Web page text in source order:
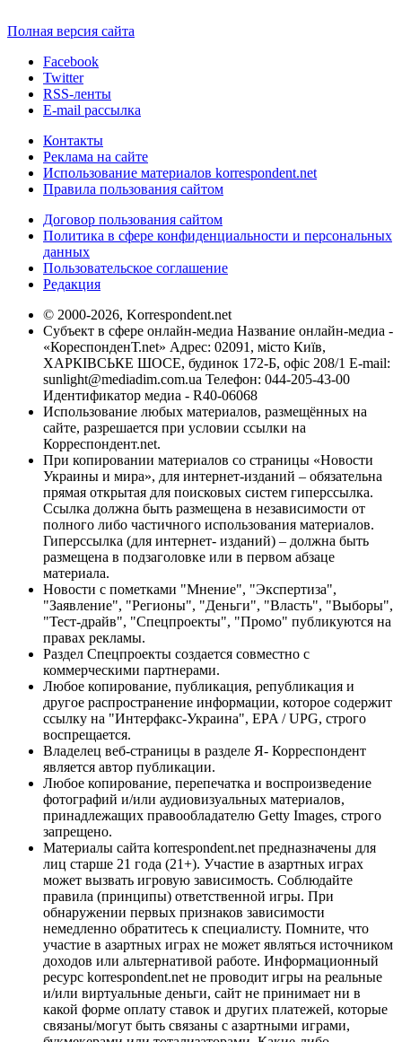
Полная версия сайта
Facebook
Twitter
RSS-ленты
E-mail рассылка
Контакты
Реклама на сайте
Использование материалов korrespondent.net
Правила пользования сайтом
Договор пользования сайтом
Политика в сфере конфиденциальности и персональных
данных
Пользовательское соглашение
Редакция
© 2000-2026, Korrespondent.net
Субъект в сфере онлайн-медиа Название онлайн-медиа -
«КореспонденТ.net» Адрес: 02091, місто Київ,
ХАРКІВСЬКЕ ШОСЕ, будинок 172-Б, офіс 208/1 E-mail:
sunlight@mediadim.com.ua Телефон: 044-205-43-00
Идентификатор медиа - R40-06068
Использование любых материалов, размещённых на
сайте, разрешается при условии ссылки на
Корреспондент.net.
При копировании материалов со страницы «Новости
Украины и мира», для интернет-изданий – обязательна
прямая открытая для поисковых систем гиперссылка.
Ссылка должна быть размещена в независимости от
полного либо частичного использования материалов.
Гиперссылка (для интернет- изданий) – должна быть
размещена в подзаголовке или в первом абзаце
материала.
Новости с пометками "Мнение", "Экспертиза",
"Заявление", "Регионы", "Деньги", "Власть", "Выборы",
"Тест-драйв", "Спецпроекты", "Промо" публикуются на
правах рекламы.
Раздел Спецпроекты создается совместно с
коммерческими партнерами.
Любое копирование, публикация, републикация и
другое распространение информации, которое содержит
ссылку на "Интерфакс-Украина", EPA / UPG, строго
воспрещается.
Владелец веб-страницы в разделе Я- Корреспондент
является автор публикации.
Любое копирование, перепечатка и воспроизведение
фотографий и/или аудиовизуальных материалов,
принадлежащих правообладателю Getty Images, строго
запрещено.
Материалы сайта korrespondent.net предназначены для
лиц старше 21 года (21+). Участие в азартных играх
может вызвать игровую зависимость. Соблюдайте
правила (принципы) ответственной игры. При
обнаружении первых признаков зависимости
немедленно обратитесь к специалисту. Помните, что
участие в азартных играх не может являться источником
доходов или альтернативой работе. Информационный
ресурс korrespondent.net не проводит игры на реальные
и/или виртуальные деньги, сайт не принимает ни в
какой форме оплату ставок и других платежей, которые
связаны/могут быть связаны с азартными играми,